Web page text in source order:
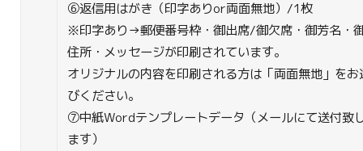
⑥返信用はがき（印字ありor両面無地）/1枚
※印字あり→郵便番号枠・御出席/御欠席・御芳名・
住所・メッセージが印刷されています。
オリジナルの内容を印刷される方は「両面無地」をお
びください。
⑦中紙Wordテンプレートデータ（メールにて送付致
ます）